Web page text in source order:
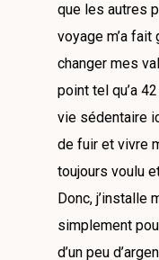
que les autres
voyage m’a
changer mes
point tel qu’a
vie sédentaire
de fuir et vivre
toujours voulu
Donc, j’installe
simplement
d’un peu